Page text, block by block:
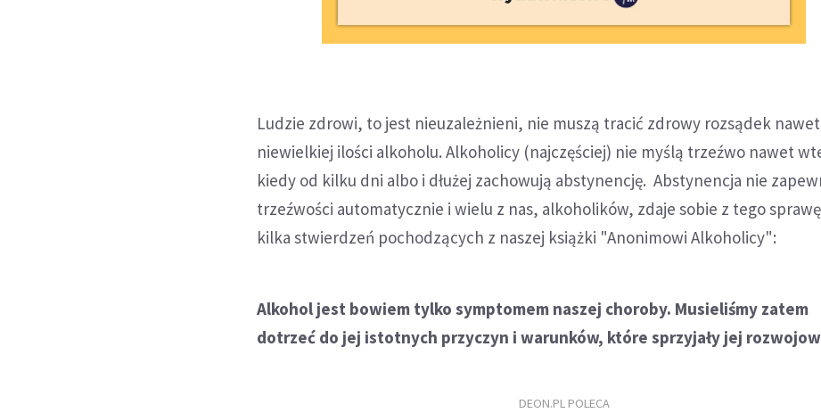
Ludzie zdrowi, to jest nieuzależnieni, nie muszą tracić zdrowy rozsądek
niewielkiej ilości alkoholu. Alkoholicy (najczęściej) nie myślą trzeźwo nawet
kiedy od kilku dni albo i dłużej zachowują abstynencję. Abstynencja nie
trzeźwości automatycznie i wielu z nas, alkoholików, zdaje sobie z tego
kilka stwierdzeń pochodzących z naszej książki "Anonimowi Alkoholicy":
Alkohol jest bowiem tylko symptomem naszej choroby. Musieliśmy zatem
dotrzeć do jej istotnych przyczyn i warunków, które sprzyjały jej
DEON.PL POLECA